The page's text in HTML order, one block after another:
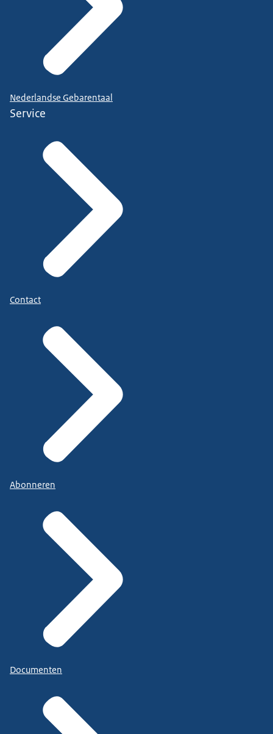
Nederlandse Gebarentaal
Service
Contact
Abonneren
Documenten